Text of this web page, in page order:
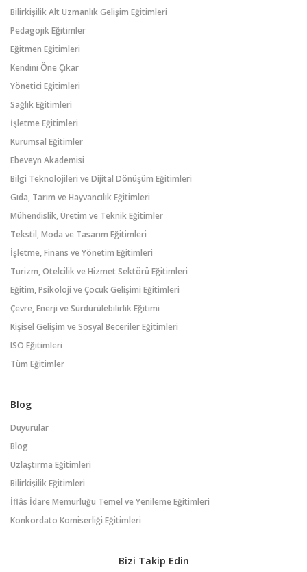
Bilirkişilik Alt Uzmanlık Gelişim Eğitimleri
Pedagojik Eğitimler
Eğitmen Eğitimleri
Kendini Öne Çıkar
Yönetici Eğitimleri
Sağlık Eğitimleri
İşletme Eğitimleri
Kurumsal Eğitimler
Ebeveyn Akademisi
Bilgi Teknolojileri ve Dijital Dönüşüm Eğitimleri
Gıda, Tarım ve Hayvancılık Eğitimleri
Mühendislik, Üretim ve Teknik Eğitimler
Tekstil, Moda ve Tasarım Eğitimleri
İşletme, Finans ve Yönetim Eğitimleri
Turizm, Otelcilik ve Hizmet Sektörü Eğitimleri
Eğitim, Psikoloji ve Çocuk Gelişimi Eğitimleri
Çevre, Enerji ve Sürdürülebilirlik Eğitimi
Kişisel Gelişim ve Sosyal Beceriler Eğitimleri
ISO Eğitimleri
Tüm Eğitimler
Blog
Duyurular
Blog
Uzlaştırma Eğitimleri
Bilirkişilik Eğitimleri
İflâs İdare Memurluğu Temel ve Yenileme Eğitimleri
Konkordato Komiserliği Eğitimleri
Bizi Takip Edin